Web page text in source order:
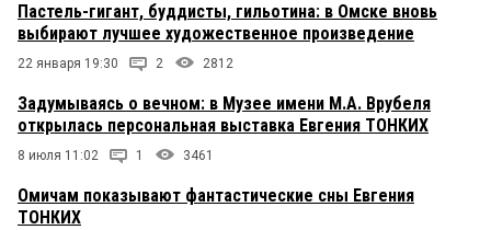
Пастель-гигант, буддисты, гильотина: в Омске вновь
выбирают лучшее художественное произведение
22 января 19:30 2 2812
Задумываясь о вечном: в Музее имени М.А. Врубеля
открылась персональная выставка Евгения ТОНКИХ
8 июля 11:02 1 3461
Омичам показывают фантастические сны Евгения
ТОНКИХ